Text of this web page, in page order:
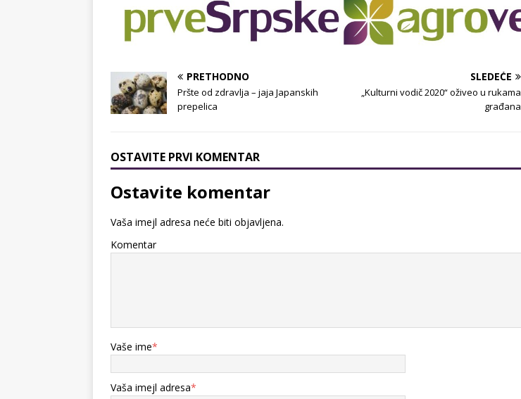
PRETHODNO
Pršte od zdravlja – jaja Japanskih
prepelica
SLEDEĆE
„Kulturni vodič 2020“ oživeo u rukama
građana
OSTAVITE PRVI KOMENTAR
Ostavite komentar
Vaša imejl adresa neće biti objavljena.
Komentar
Vaše ime*
Vaša imejl adresa*